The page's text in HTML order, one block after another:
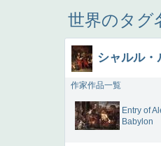
世界のタグ
シャルル・
作家作品一覧
Entry of
Babylon